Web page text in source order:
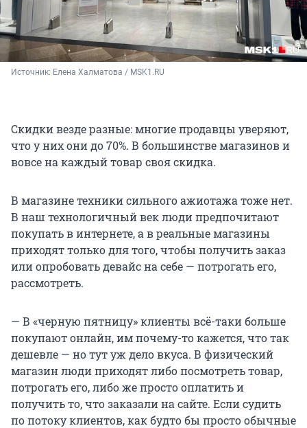
Источник: Елена Халматова / MSK1.RU
Скидки везде разные: многие продавцы уверяют,
что у них они до 70%. В большинстве магазинов и
вовсе на каждый товар своя скидка.
В магазине техники сильного ажиотажа тоже нет.
В наш технологичный век люди предпочитают
покупать в интернете, а в реальные магазины
приходят только для того, чтобы получить заказ
или опробовать девайс на себе — потрогать его,
рассмотреть.
— В «черную пятницу» клиенты всё-таки больше
покупают онлайн, им почему-то кажется, что так
дешевле — но тут уж дело вкуса. В физический
магазин люди приходят либо посмотреть товар,
потрогать его, либо же просто оплатить и
получить то, что заказали на сайте. Если судить
по потоку клиентов, как будто бы просто обычные